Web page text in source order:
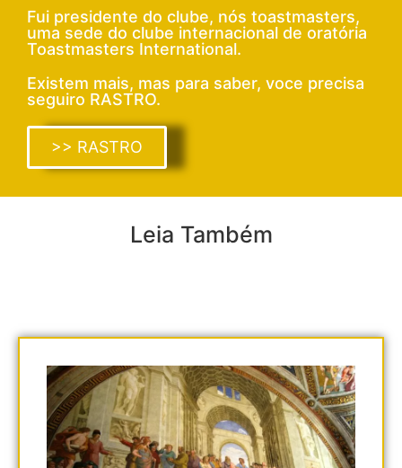
Fui presidente do clube, nós toastmasters,
uma sede do clube internacional de oratória
Toastmasters International.
Existem mais, mas para saber, voce precisa
seguiro RASTRO.
>> RASTRO
Leia Também